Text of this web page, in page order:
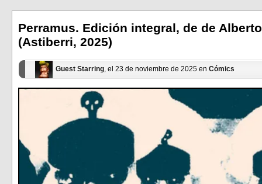
Perramus. Edición integral, de de
(Astiberri, 2025)
Guest Starring, el 23 de noviembre de 2025 en Cómics